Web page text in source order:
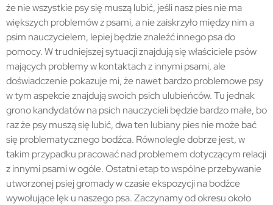
że nie wszystkie psy się muszą lubić, jeśli nasz pies nie ma
większych problemów z psami, a nie zaiskrzyło między nim a
psim nauczycielem, lepiej będzie znaleźć innego psa do
pomocy. W trudniejszej sytuacji znajdują się właściciele psów
mających problemy w kontaktach z innymi psami, ale
doświadczenie pokazuje mi, że nawet bardzo problemowe psy
w tym aspekcie znajdują swoich psich ulubieńców. Tu jednak
grono kandydatów na psich nauczycieli będzie bardzo małe, bo
raz że psy muszą się lubić, dwa ten lubiany pies nie może bać
się problematycznego bodźca. Równolegle dobrze jest, w
takim przypadku pracować nad problemem dotyczącym relacji
z innymi psami w ogóle. Ostatni etap to wspólne przebywanie
utworzonej psiej gromady w czasie ekspozycji na bodźce
wywołujące lęk u naszego psa. Zaczynamy od okresu około